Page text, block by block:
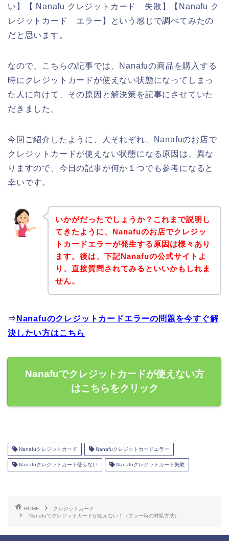
い】【 Nanafu クレジットカード 失敗】【Nanafu ク
レジットカード エラー】という感じで調べてみたの
だと思います。
なので、こちらの記事では、Nanafuの商品を購入する
時にクレジットカードが使えない状態になってしまっ
た人に向けて、その原因と解決策を記事にさせていた
だきました。
今回ご紹介したように、人それぞれ、Nanafuのお店で
クレジットカードが使えない状態になる原因は、異な
りますので、今日の記事が何か１つでも参考になると
幸いです。
いかがだったでしょうか？これまで説明し
てきたように、Nanafuのお店でクレジッ
トカードエラーが発生する原因は様々あり
ます。後は、下記Nanafuの公式サイトよ
り、直接質問されてみるといいかもしれま
せん。
⇒ Nanafuのクレジットカードエラーの問題を今すぐ解
決したい方はこちら
Nanafuでクレジットカードが使えない方
はこちらをクリック
Nanafuクレジットカード Nanafuクレジットカードエラー
Nanafuクレジットカード使えない Nanafuクレジットカード失敗
HOME
クレジットカード
Nanafuでクレジットカードが使えない！（エラー時の対処方法）